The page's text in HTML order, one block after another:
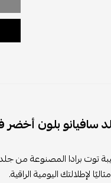
سافيانو بلون أخضر
توت برادا المصنوعة من جلد
لإطلالتك اليومية الراقية.